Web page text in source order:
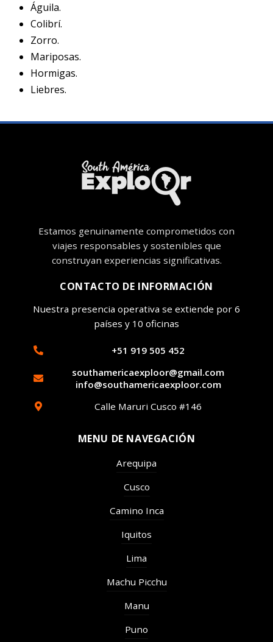
Águila.
Colibrí.
Zorro.
Mariposas.
Hormigas.
Liebres.
Estamos genuinamente comprometidos con
viajes responsables y sostenibles que
construyan experiencias significativas.
CONTACTO DE INFORMACIÓN
Nuestra presencia operativa se extiende por 6
países y 10 oficinas
+51 919 505 452
southamericaexploor@gmail.com
info@southamericaexploor.com
Calle Maruri Cusco #146
MENU DE NAVEGACIÓN
Arequipa
Cusco
Camino Inca
Iquitos
Lima
Machu Picchu
Manu
Puno